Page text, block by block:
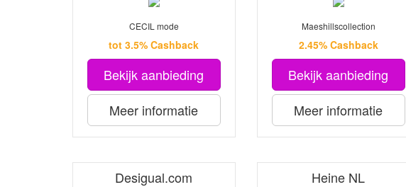
CECIL mode
tot 3.5% Cashback
Bekijk aanbieding
Meer informatie
Maeshillscollection
2.45% Cashback
Bekijk aanbieding
Meer informatie
Desigual.com Heine NL